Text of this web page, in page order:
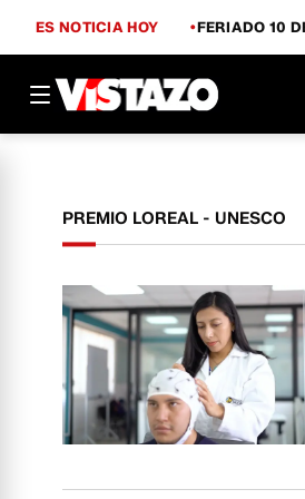
ES NOTICIA HOY FERIADO 10
PREMIO LOREAL - UNESCO